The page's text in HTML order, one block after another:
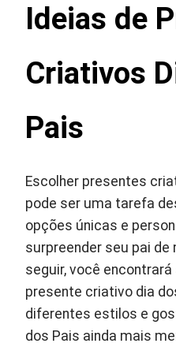
Ideias de
Criativos
Pais
Escolher presentes
pode ser uma tarefa
opções únicas e
surpreender seu pai de
seguir, você
presente criativo dia
diferentes estilos e
dos Pais ainda mais